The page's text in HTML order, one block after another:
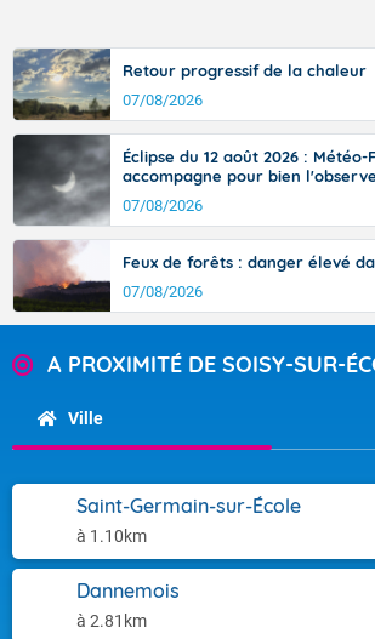
Retour progressif de la chaleur
07/08/2026
Éclipse du 12 août 2026 : Météo-
accompagne pour bien
07/08/2026
Feux de forêts : danger élevé
07/08/2026
A PROXIMITÉ DE SOISY-SUR-
Ville
Saint-Germain-sur-École
à 1.10km
Dannemois
à 2.81km